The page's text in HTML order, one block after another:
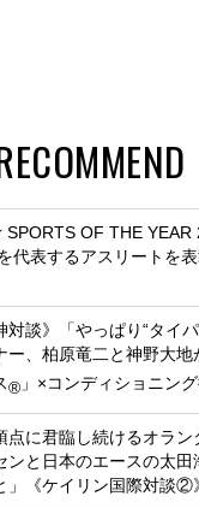
SPORTS OF THE YEAR
代表するアスリートを
対談》「やっぱり“タイ
ー、柏原竜二と神野大地
® 」×コンディショニン
点に君臨し続けるオラン
ンと日本のエースの太田
」《ケイリン国際対談②